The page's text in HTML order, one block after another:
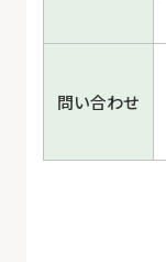
問い合わせ